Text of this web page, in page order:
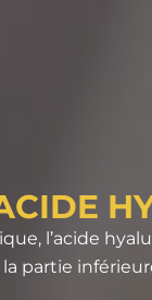
l’acide
partie